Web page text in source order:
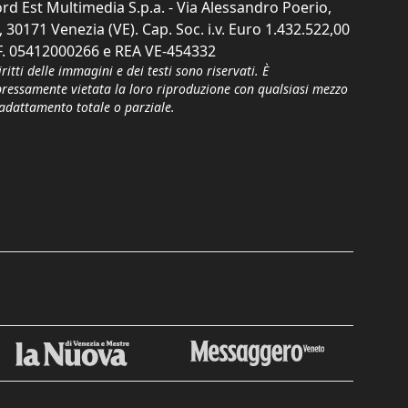
Est Multimedia S.p.a. - Via Alessandro Poerio,
30171 Venezia (VE). Cap. Soc. i.v. Euro 1.432.522,00
05412000266 e REA VE-454332
delle immagini e dei testi sono riservati. È
vietata la loro riproduzione con qualsiasi mezzo
totale o parziale.